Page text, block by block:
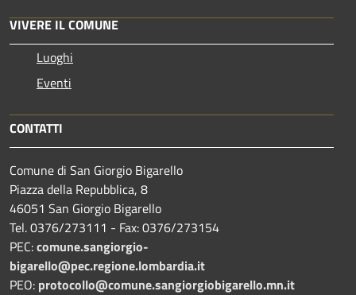
VIVERE IL COMUNE
Luoghi
Eventi
CONTATTI
Comune di San Giorgio Bigarello
Piazza della Repubblica, 8
46051 San Giorgio Bigarello
Tel. 0376/273111 - Fax: 0376/273154
PEC:comune.sangiorgio-
bigarello@pec.regione.lombardia.it
PEO: protocollo@comune.sangiorgiobigarello.mn.it